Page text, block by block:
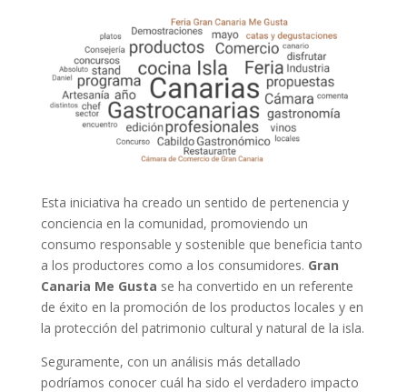
Esta iniciativa ha creado un sentido de pertenencia y
conciencia en la comunidad, promoviendo un
consumo responsable y sostenible que beneficia tanto
a los productores como a los consumidores. Gran
Canaria Me Gusta se ha convertido en un referente
de éxito en la promoción de los productos locales y en
la protección del patrimonio cultural y natural de la isla.
Seguramente, con un análisis más detallado
podríamos conocer cuál ha sido el verdadero impacto